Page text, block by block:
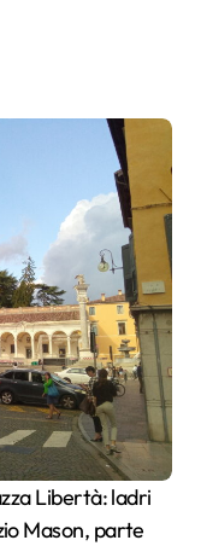
Mason, parte